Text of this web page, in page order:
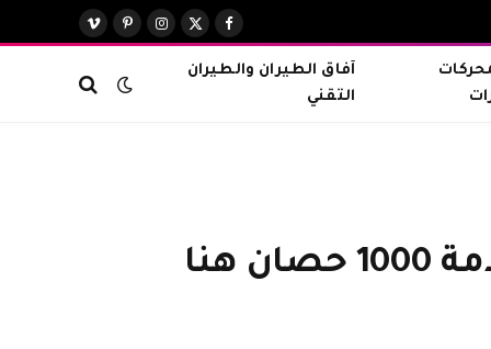
فيسبوك
X
الانستغرامبينتيريست
فيميو
آفاق الطيران والطيران
التقني